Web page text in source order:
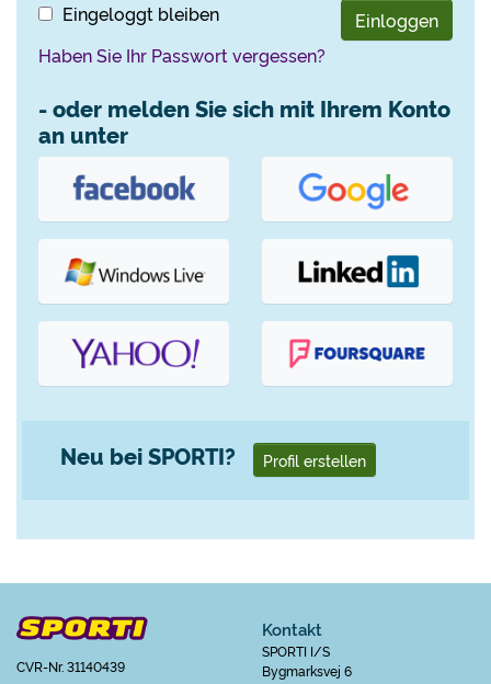
Eingeloggt bleiben
Einloggen
Haben Sie Ihr Passwort vergessen?
- oder melden Sie sich mit Ihrem Konto
an unter
Neu bei SPORTI? Profil erstellen
CVR-Nr. 31140439
Kontakt
SPORTI I/S
Bygmarksvej 6